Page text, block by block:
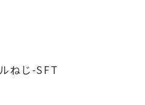
ねじ-SFT